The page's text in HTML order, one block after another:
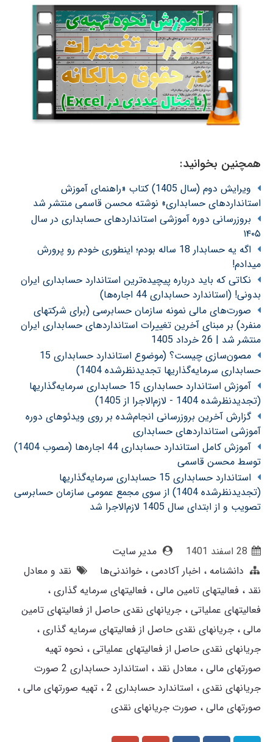
همچنین بخوانید:
ویرایش دوم (سال 1405) کتاب «راهنمای آموزش
استانداردهای حسابداری» نوشته محسن قاسمی منتشر شد
بروزرسانی دوره آموزشی استانداردهای حسابداری در سال
۱۴۰۵
اگه یه حسابدار 18 ساله بودم؛ اینطوری خودم رو پرورش
میدادم!
نکاتی که باید درباره پیچیده‌ترین استاندارد حسابداری ایران
بدونی! (استاندارد حسابداری 44 اجاره‌ها)
صورت‌های مالی نمونه سازمان حسابرسی (برای شرکتهای
منفرد) بر مبنای آخرین تغییرات استانداردهای حسابداری ایران
منتشر شد | 26 خرداد 1405
مصون‌سازی چیست؟ (موضوع استاندارد حسابداری 15
حسابداری سرمایه‌گذاریها تجدیدنظرشده 1404)
آموزش استاندارد حسابداری 15 حسابداری سرمایه‌گذاریها
(تجدیدنظرشده 1404 - لازم‌الاجرا از 1405)
گزارش آخرین بروزرسانی انجام‌شده بر روی ویدئوهای دوره
آموزشی استانداردهای حسابداری
آموزش کامل استاندارد حسابداری 44 اجاره‌ها (مصوب 1404)
توسط محسن قاسمی
استاندارد حسابداری 15 حسابداری سرمایه‌گذاریها
(تجدیدنظرشده 1404) از سوی مجمع عمومی سازمان حسابرسی
تصویب و از ابتدای سال 1405 لازم‌الاجرا شد
28 اسفند 1401
مدیر سایت
دانشنامه
اخبار آکادمی خواندنی‌ها
نقد و معادل
نقد فعالیتهای تامین مالی فعالیتهای سرمایه گذاری
فعالیتهای عملیاتی جریانهای نقدی حاصل از فعالیتهای تامین
مالی جریانهای نقدی حاصل از فعالیتهای سرمایه گذاری
جریانهای نقدی حاصل از فعالیتهای عملیاتی نحوه تهیه
صورتهای مالی معادل نقد
استاندارد حسابداری 2 صورت
جریانهای نقدی استاندارد حسابداری 2
تهیه صورتهای مالی
صورتهای مالی صورت جریانهای نقدی